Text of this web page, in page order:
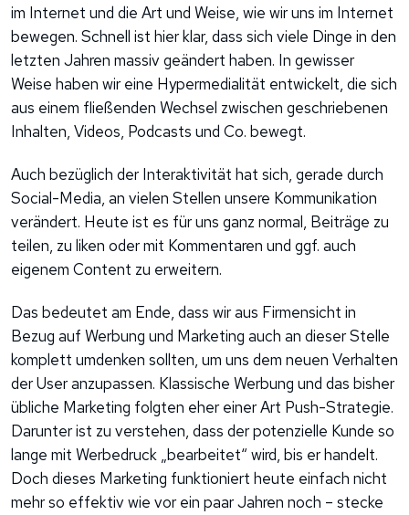
im Internet und die Art und Weise, wie wir uns im Internet
bewegen. Schnell ist hier klar, dass sich viele Dinge in den
letzten Jahren massiv geändert haben. In gewisser
Weise haben wir eine Hypermedialität entwickelt, die sich
aus einem fließenden Wechsel zwischen geschriebenen
Inhalten, Videos, Podcasts und Co. bewegt.
Auch bezüglich der Interaktivität hat sich, gerade durch
Social-Media, an vielen Stellen unsere Kommunikation
verändert. Heute ist es für uns ganz normal, Beiträge zu
teilen, zu liken oder mit Kommentaren und ggf. auch
eigenem Content zu erweitern.
Das bedeutet am Ende, dass wir aus Firmensicht in
Bezug auf Werbung und Marketing auch an dieser Stelle
komplett umdenken sollten, um uns dem neuen Verhalten
der User anzupassen. Klassische Werbung und das bisher
übliche Marketing folgten eher einer Art Push-Strategie.
Darunter ist zu verstehen, dass der potenzielle Kunde so
lange mit Werbedruck „bearbeitet“ wird, bis er handelt.
Doch dieses Marketing funktioniert heute einfach nicht
mehr so effektiv wie vor ein paar Jahren noch – stecke